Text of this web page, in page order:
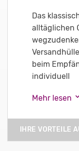
Das
alltäglichen
beim
individuell
Mehr lesen
IHRE VORTEILE